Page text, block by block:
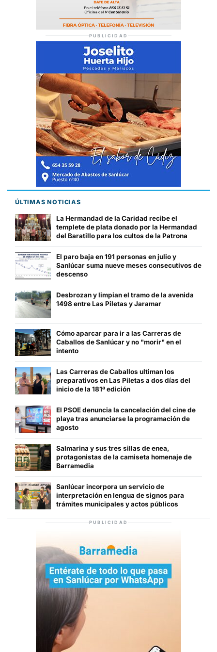
PUBLICIDAD
ÚLTIMAS NOTICIAS
La Hermandad de la Caridad recibe el
templete de plata donado por la Hermandad
del Baratillo para los cultos de la Patrona
El paro baja en 191 personas en julio y
Sanlúcar suma nueve meses consecutivos de
descenso
Desbrozan y limpian el tramo de la avenida
1498 entre Las Piletas y Jaramar
Cómo aparcar para ir a las Carreras de
Caballos de Sanlúcar y no "morir" en el
intento
Las Carreras de Caballos ultiman los
preparativos en Las Piletas a dos días del
inicio de la 181ª edición
El PSOE denuncia la cancelación del cine de
playa tras anunciarse la programación de
agosto
Salmarina y sus tres sillas de enea,
protagonistas de la camiseta homenaje de
Barramedia
Sanlúcar incorpora un servicio de
interpretación en lengua de signos para
trámites municipales y actos públicos
PUBLICIDAD